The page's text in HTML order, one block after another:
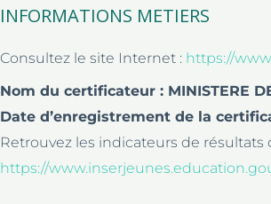
INFORMATIONS METIERS
Consultez le site Internet : https://
Nom du certificateur : MINISTERE
Date d’enregistrement de la
Retrouvez les indicateurs de résultats
https://